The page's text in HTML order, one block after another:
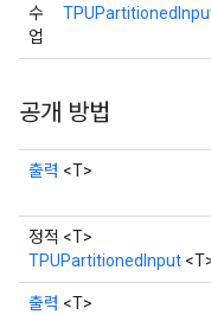
수
업
공개 방법
출력 <T>
정적 <T>
TPUPartitionedInput
출력 <T>